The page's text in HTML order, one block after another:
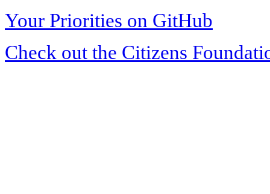
Your Priorities on GitHub
Check out the Citizens